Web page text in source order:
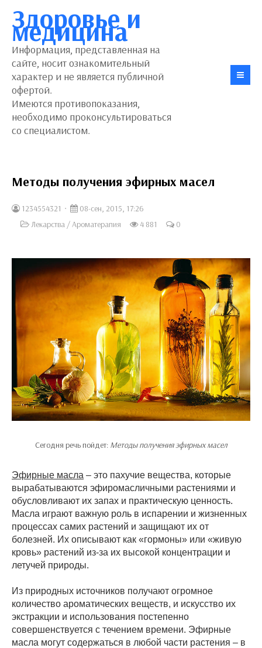
Здоровье и
медицина
Информация, представленная на
сайте, носит ознакомительный
характер и не является публичной
офертой.
Имеются противопоказания,
необходимо проконсультироваться
со специалистом.
Методы получения эфирных масел
1234554321
08-сен, 2015, 17:26
Лекарства /Ароматерапия 4 881 0
Сегодня речь пойдет: Методы получения эфирных масел
Эфирные масла – это пахучие вещества, которые
вырабатываются эфиромасличными растениями и
обусловливают их запах и практическую ценность.
Масла играют важную роль в испарении и жизненных
процессах самих растений и защищают их от
болезней. Их описывают как «гормоны» или «живую
кровь» растений из-за их высокой концентрации и
летучей природы.
Из природных источников получают огромное
количество ароматических веществ, и искусство их
экстракции и использования постепенно
совершенствуется с течением времени. Эфирные
масла могут содержаться в любой части растения – в